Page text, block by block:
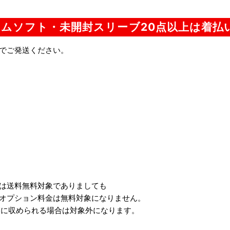
ソフト・未開封スリーブ20点以上は着払
発送ください。
送料無料対象でありましても
ション料金は無料対象になりません。
収められる場合は対象外になります。